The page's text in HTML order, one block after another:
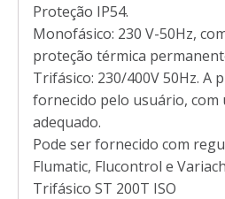
Proteção IP54.
Monofásico: 230 V-50Hz,
proteção térmica
Trifásico: 230/400V 50Hz. A
fornecido pelo usuário, com
adequado.
Pode ser fornecido com
Flumatic, Flucontrol e
Trifásico ST 200T ISO